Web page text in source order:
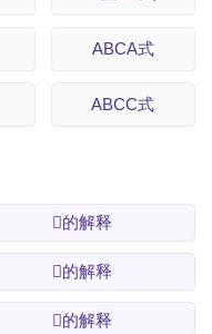
ABCA式
ABCC式
𰞄的解释
𰞆的解释
𰞈的解释